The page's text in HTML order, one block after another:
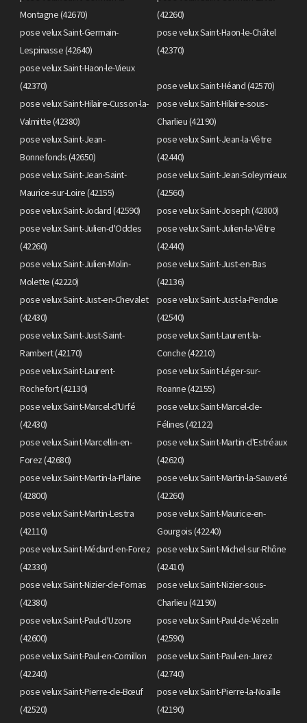
Montagne (42670)
(42260)
pose velux Saint-Germain-
Lespinasse (42640)
pose velux Saint-Haon-le-Châtel
(42370)
pose velux Saint-Haon-le-Vieux
(42370)
pose velux Saint-Héand (42570)
pose velux Saint-Hilaire-Cusson-la-
Valmitte (42380)
pose velux Saint-Hilaire-sous-
Charlieu (42190)
pose velux Saint-Jean-
Bonnefonds (42650)
pose velux Saint-Jean-la-Vêtre
(42440)
pose velux Saint-Jean-Saint-
Maurice-sur-Loire (42155)
pose velux Saint-Jean-Soleymieux
(42560)
pose velux Saint-Jodard (42590)
pose velux Saint-Joseph (42800)
pose velux Saint-Julien-d'Oddes
(42260)
pose velux Saint-Julien-la-Vêtre
(42440)
pose velux Saint-Julien-Molin-
Molette (42220)
pose velux Saint-Just-en-Bas
(42136)
pose velux Saint-Just-en-Chevalet
(42430)
pose velux Saint-Just-la-Pendue
(42540)
pose velux Saint-Just-Saint-
Rambert (42170)
pose velux Saint-Laurent-la-
Conche (42210)
pose velux Saint-Laurent-
Rochefort (42130)
pose velux Saint-Léger-sur-
Roanne (42155)
pose velux Saint-Marcel-d'Urfé
(42430)
pose velux Saint-Marcel-de-
Félines (42122)
pose velux Saint-Marcellin-en-
Forez (42680)
pose velux Saint-Martin-d'Estréaux
(42620)
pose velux Saint-Martin-la-Plaine
(42800)
pose velux Saint-Martin-la-Sauveté
(42260)
pose velux Saint-Martin-Lestra
(42110)
pose velux Saint-Maurice-en-
Gourgois (42240)
pose velux Saint-Médard-en-Forez
(42330)
pose velux Saint-Michel-sur-Rhône
(42410)
pose velux Saint-Nizier-de-Fornas
(42380)
pose velux Saint-Nizier-sous-
Charlieu (42190)
pose velux Saint-Paul-d'Uzore
(42600)
pose velux Saint-Paul-de-Vézelin
(42590)
pose velux Saint-Paul-en-Cornillon
(42240)
pose velux Saint-Paul-en-Jarez
(42740)
pose velux Saint-Pierre-de-Bœuf
(42520)
pose velux Saint-Pierre-la-Noaille
(42190)